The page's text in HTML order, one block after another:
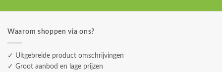
Waarom shoppen via ons?
✓ Uitgebreide product omschrijvingen
✓ Groot aanbod en lage prijzen